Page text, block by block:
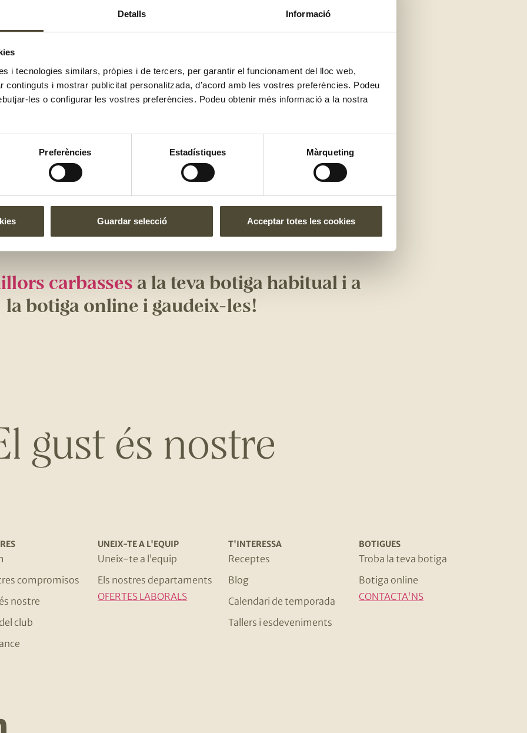
Detalls Informació
i tecnologies similars, pròpies i de tercers, per garantir el funcionament del lloc web,
continguts i mostrar publicitat personalitzada, d’acord amb les vostres preferències. Podeu
les o configurar les vostres preferències. Podeu obtenir més informació a la nostra
Preferències Estadístiques Màrqueting
Guardar selecció Acceptar totes les cookies
tenim plantades carbasseres als nostres camps propis de Viladecans al
i l’Aldea, a les Terres de l’Ebre, en un total de 38 hectàrees
després venem trossejada.
aspecte visual
verdures i les hortalisses de collita pròpia. No obstant això, i a diferència d’altres
el tacte per saber quan es t
roben en el seu punt òptim de maduració, amb
de la vista. És a dir,a mesura que una carbassa madura, la seva pell es va
i marronosa. Quan ho està del tot i té el calibre que volem, és el moment de
les guardem en magatzems ben secs i amb molta ventilació i, en menys
carbassesa la teva botiga habitual i a
la botiga online i gaudeix-les!
gust és nostre
compromisos
nostre
club
UNEIX-TE A L'EQUIP
Uneix-te a l’equip
Els nostres departaments
OFERTES LABORALS
T'INTERESSA
Receptes
Blog
Calendari de temporada
Tallers i esdeveniments
BOTIGUES
Troba la teva botiga
Botiga online
CONTACTA'NS